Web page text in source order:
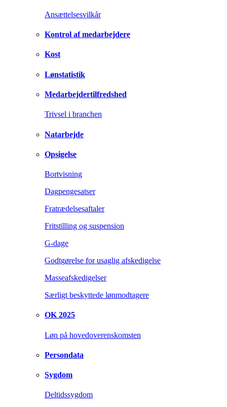
Ansættelsesvilkår
Kontrol af medarbejdere
Kost
Lønstatistik
Medarbejdertilfredshed
Trivsel i branchen
Natarbejde
Opsigelse
Bortvisning
Dagpengesatser
Fratrædelsesaftaler
Fritstilling og suspension
G-dage
Godtgørelse for usaglig afskedigelse
Masseafskedigelser
Særligt beskyttede lønmodtagere
OK 2025
Løn på hovedoverenskomsten
Persondata
Sygdom
Deltidssygdom